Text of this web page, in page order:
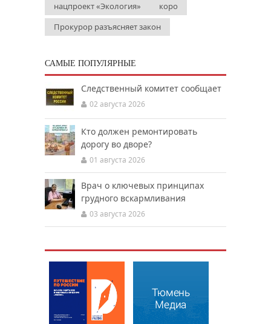
нацпроект «Экология»
коро
Прокурор разъясняет закон
САМЫЕ ПОПУЛЯРНЫЕ
Следственный комитет сообщает
02 августа 2026
Кто должен ремонтировать
дорогу во дворе?
01 августа 2026
Врач о ключевых принципах
грудного вскармливания
03 августа 2026